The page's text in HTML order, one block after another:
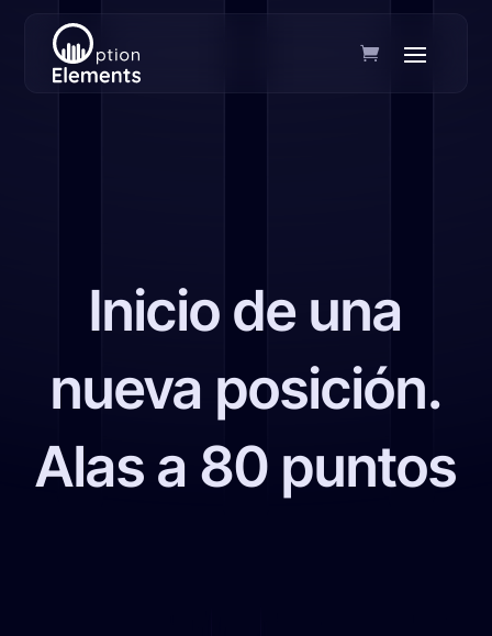
Inicio de una
nueva posición.
Alas a 80 puntos